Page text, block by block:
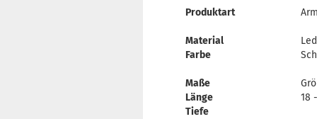
Produktart
Material
Farbe
Maße
Länge
18
Tiefe